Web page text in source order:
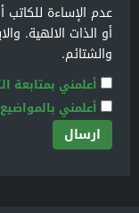
عدم الإساءة
أو الذات الالهية.
والشتائم.
أعلمني بمتابعة
أعلمني